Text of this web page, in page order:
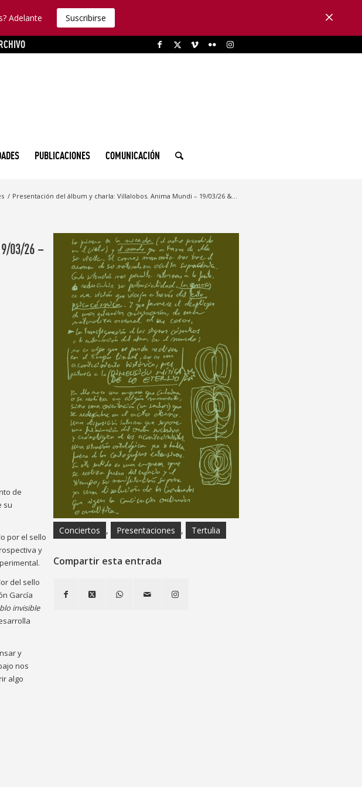
Adelante Suscribirse
PUBLICACIONES COMUNICACIÓN
/ Presentación del álbum y charla: Villalobos. Anima Mundi – 19/03/26 &...
03/26 –
de
su
por el sello
y
del sello
García
invisible
y
nos
algo
Conciertos , Presentaciones , Tertulia
Compartir esta entrada